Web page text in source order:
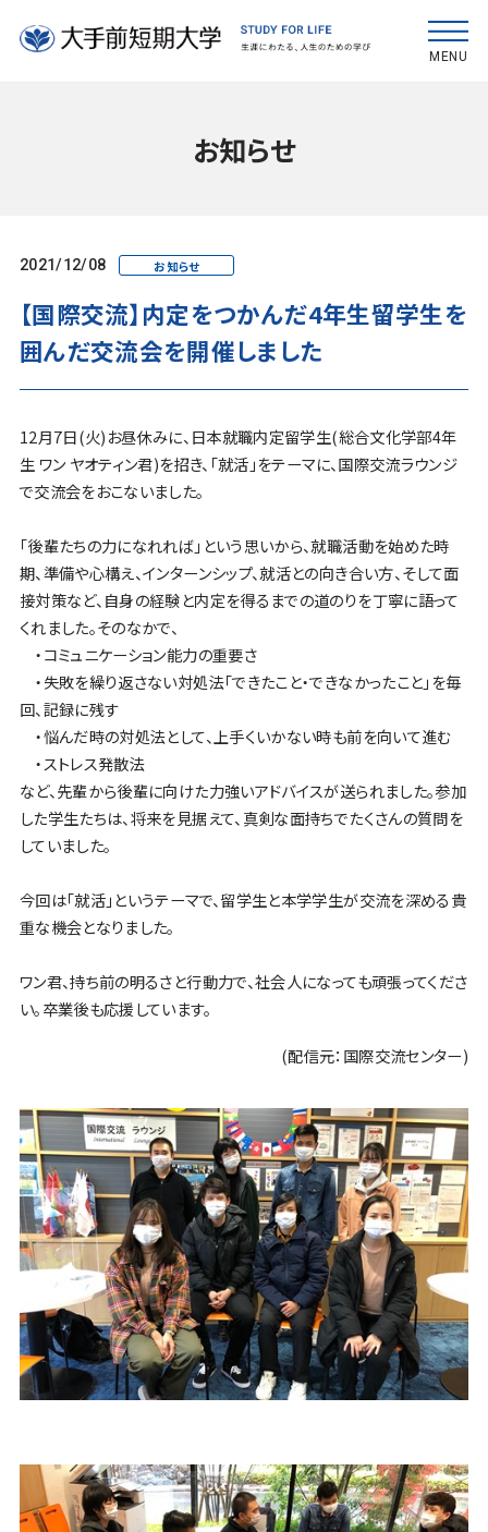
MENU
お知らせ
2021/12/08 お知らせ
【国際交流】内定をつかんだ4年生留学生を
囲んだ交流会を開催しました
12月7日(火)お昼休みに、日本就職内定留学生(総合文化学部4年
生 ワン ヤオティン君)を招き、「就活」をテーマに、国際交流ラウンジ
で交流会をおこないました。
「後輩たちの力になれれば」という思いから、就職活動を始めた時
期、準備や心構え、インターンシップ、就活との向き合い方、そして面
接対策など、自身の経験と内定を得るまでの道のりを丁寧に語って
くれました。そのなかで、
・コミュニケーション能力の重要さ
・失敗を繰り返さない対処法「できたこと・できなかったこと」を毎
回、記録に残す
・悩んだ時の対処法として、上手くいかない時も前を向いて進む
・ストレス発散法
など、先輩から後輩に向けた力強いアドバイスが送られました。参加
した学生たちは、将来を見据えて、真剣な面持ちでたくさんの質問を
していました。
今回は「就活」というテーマで、留学生と本学学生が交流を深める貴
重な機会となりました。
ワン君、持ち前の明るさと行動力で、社会人になっても頑張ってくださ
い。卒業後も応援しています。
(配信元：国際交流センター)